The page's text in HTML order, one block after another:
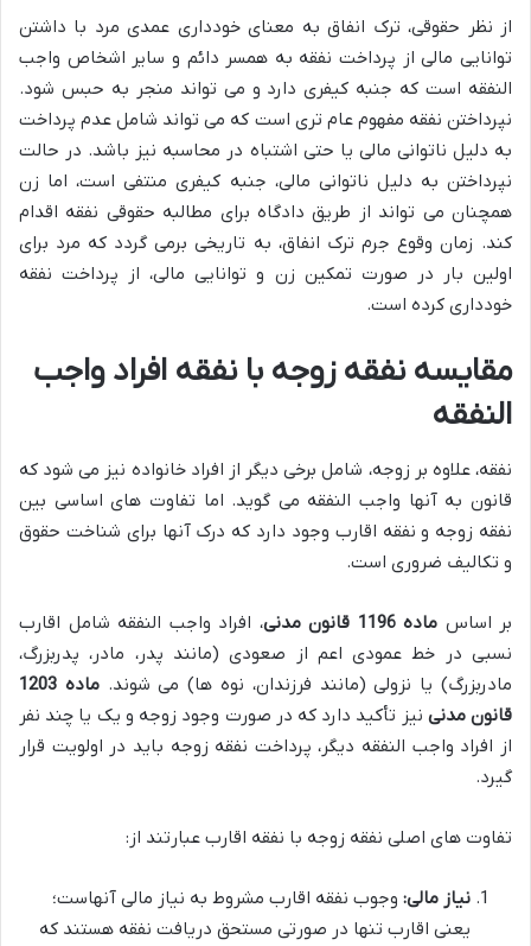
از نظر حقوقی، ترک انفاق به معنای خودداری عمدی مرد با داشتن
توانایی مالی از پرداخت نفقه به همسر دائم و سایر اشخاص واجب
النفقه است که جنبه کیفری دارد و می تواند منجر به حبس شود.
نپرداختن نفقه مفهوم عام تری است که می تواند شامل عدم پرداخت
به دلیل ناتوانی مالی یا حتی اشتباه در محاسبه نیز باشد. در حالت
نپرداختن به دلیل ناتوانی مالی، جنبه کیفری منتفی است، اما زن
همچنان می تواند از طریق دادگاه برای مطالبه حقوقی نفقه اقدام
کند. زمان وقوع جرم ترک انفاق، به تاریخی برمی گردد که مرد برای
اولین بار در صورت تمکین زن و توانایی مالی، از پرداخت نفقه
خودداری کرده است.
مقایسه نفقه زوجه با نفقه افراد واجب
النفقه
نفقه، علاوه بر زوجه، شامل برخی دیگر از افراد خانواده نیز می شود که
قانون به آنها واجب النفقه می گوید. اما تفاوت های اساسی بین
نفقه زوجه و نفقه اقارب وجود دارد که درک آنها برای شناخت حقوق
و تکالیف ضروری است.
بر اساس ماده 1196 قانون مدنی
، افراد واجب النفقه شامل اقارب
نسبی در خط عمودی اعم از صعودی (مانند پدر، مادر، پدربزرگ،
مادربزرگ) یا نزولی (مانند فرزندان، نوه ها) می شوند.
ماده 1203
قانون مدنی نیز تأکید دارد که در صورت وجود زوجه و یک یا چند نفر
از افراد واجب النفقه دیگر، پرداخت نفقه زوجه باید در اولویت قرار
گیرد.
تفاوت های اصلی نفقه زوجه با نفقه اقارب عبارتند از:
نیاز مالی: وجوب نفقه اقارب مشروط به نیاز مالی آنهاست؛
یعنی اقارب تنها در صورتی مستحق دریافت نفقه هستند که